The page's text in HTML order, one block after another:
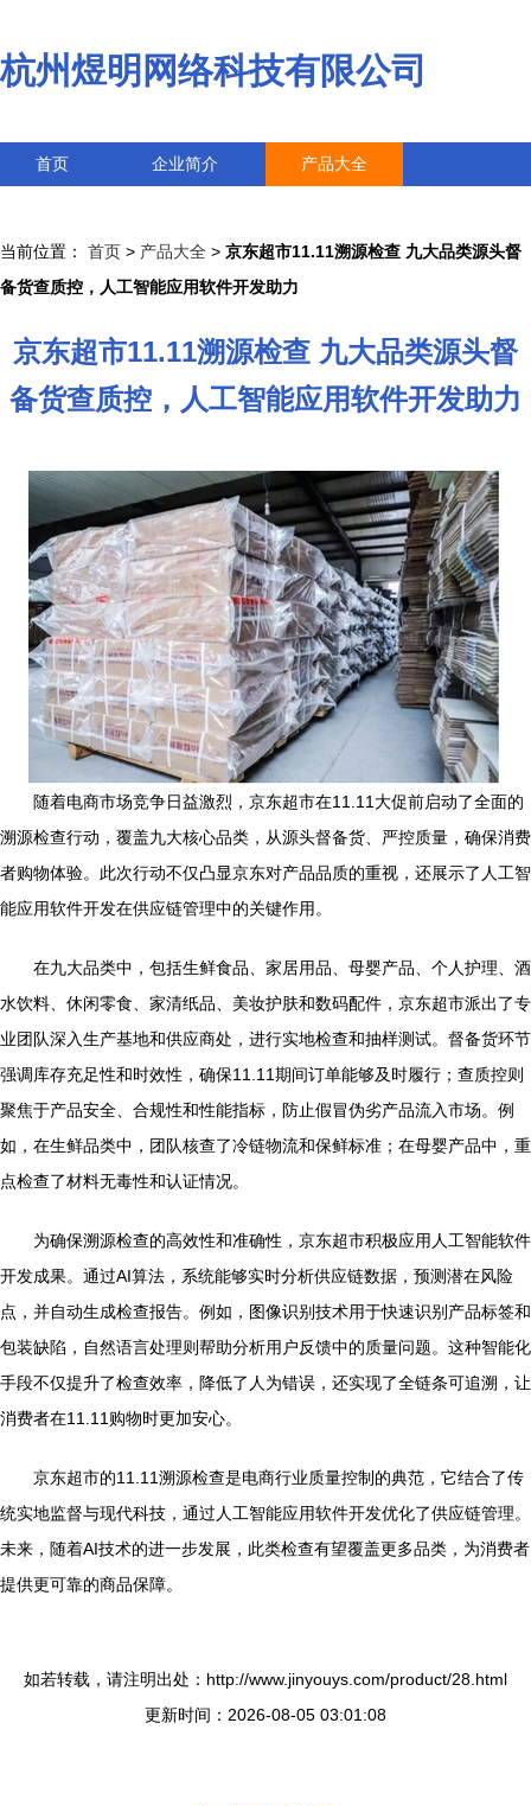
杭州煜明网络科技有限公司
首页 企业简介 产品大全
当前位置： 首页 > 产品大全 > 京东超市11.11溯源检查 九大品类源头督
备货查质控，人工智能应用软件开发助力
京东超市11.11溯源检查 九大品类源头督
备货查质控，人工智能应用软件开发助力
随着电商市场竞争日益激烈，京东超市在11.11大促前启动了全面的
溯源检查行动，覆盖九大核心品类，从源头督备货、严控质量，确保消费
者购物体验。此次行动不仅凸显京东对产品品质的重视，还展示了人工智
能应用软件开发在供应链管理中的关键作用。
在九大品类中，包括生鲜食品、家居用品、母婴产品、个人护理、酒
水饮料、休闲零食、家清纸品、美妆护肤和数码配件，京东超市派出了专
业团队深入生产基地和供应商处，进行实地检查和抽样测试。督备货环节
强调库存充足性和时效性，确保11.11期间订单能够及时履行；查质控则
聚焦于产品安全、合规性和性能指标，防止假冒伪劣产品流入市场。例
如，在生鲜品类中，团队核查了冷链物流和保鲜标准；在母婴产品中，重
点检查了材料无毒性和认证情况。
为确保溯源检查的高效性和准确性，京东超市积极应用人工智能软件
开发成果。通过AI算法，系统能够实时分析供应链数据，预测潜在风险
点，并自动生成检查报告。例如，图像识别技术用于快速识别产品标签和
包装缺陷，自然语言处理则帮助分析用户反馈中的质量问题。这种智能化
手段不仅提升了检查效率，降低了人为错误，还实现了全链条可追溯，让
消费者在11.11购物时更加安心。
京东超市的11.11溯源检查是电商行业质量控制的典范，它结合了传
统实地监督与现代科技，通过人工智能应用软件开发优化了供应链管理。
未来，随着AI技术的进一步发展，此类检查有望覆盖更多品类，为消费者
提供更可靠的商品保障。
如若转载，请注明出处：http://www.jinyouys.com/product/28.html
更新时间：2026-08-05 03:01:08